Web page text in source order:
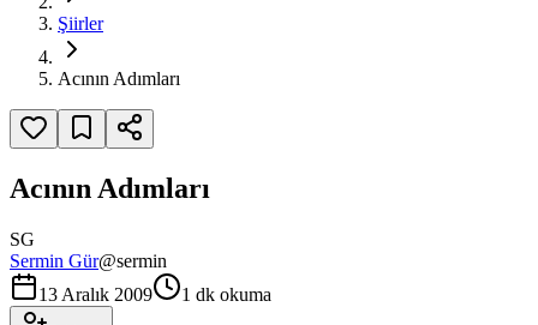
Şiirler
Acının Adımları
Acının Adımları
SG
Sermin Gür@sermin
13 Aralık 2009
1 dk okuma